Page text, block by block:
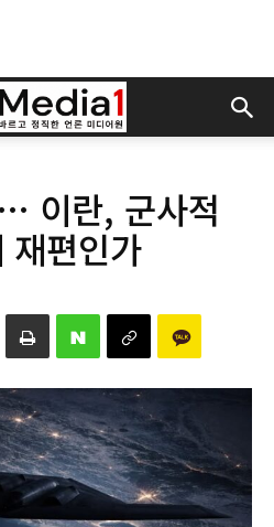
이란, 군사적
재편인가